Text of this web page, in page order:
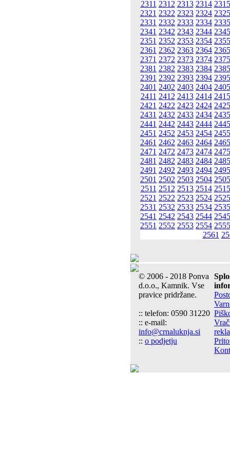
2311 2312 2313 2314 2315
2321 2322 2323 2324 2325
2331 2332 2333 2334 2335
2341 2342 2343 2344 2345
2351 2352 2353 2354 2355
2361 2362 2363 2364 2365
2371 2372 2373 2374 2375
2381 2382 2383 2384 2385
2391 2392 2393 2394 2395
2401 2402 2403 2404 2405
2411 2412 2413 2414 2415
2421 2422 2423 2424 2425
2431 2432 2433 2434 2435
2441 2442 2443 2444 2445
2451 2452 2453 2454 2455
2461 2462 2463 2464 2465
2471 2472 2473 2474 2475
2481 2482 2483 2484 2485
2491 2492 2493 2494 2495
2501 2502 2503 2504 2505
2511 2512 2513 2514 2515
2521 2522 2523 2524 2525
2531 2532 2533 2534 2535
2541 2542 2543 2544 2545
2551 2552 2553 2554 2555
2561
© 2006 - 2018 Ponva
d.o.o., Kamnik. Vse
pravice pridržane.
:: telefon: 0590 31220
:: e-mail:
info@crnaluknja.si
:: o podjetju